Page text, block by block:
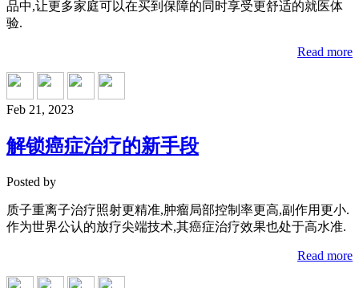
品中,让更多家庭可以在买到保障的同时享受更舒适的就医体
验.
Read more
Feb 21, 2023
解锁癌症治疗的新手段
Posted by
质子重离子治疗照射更精准,肿瘤局部控制率更高,副作用更小.
作为世界公认的放疗尖端技术,其癌症治疗效果也处于高水准.
Read more